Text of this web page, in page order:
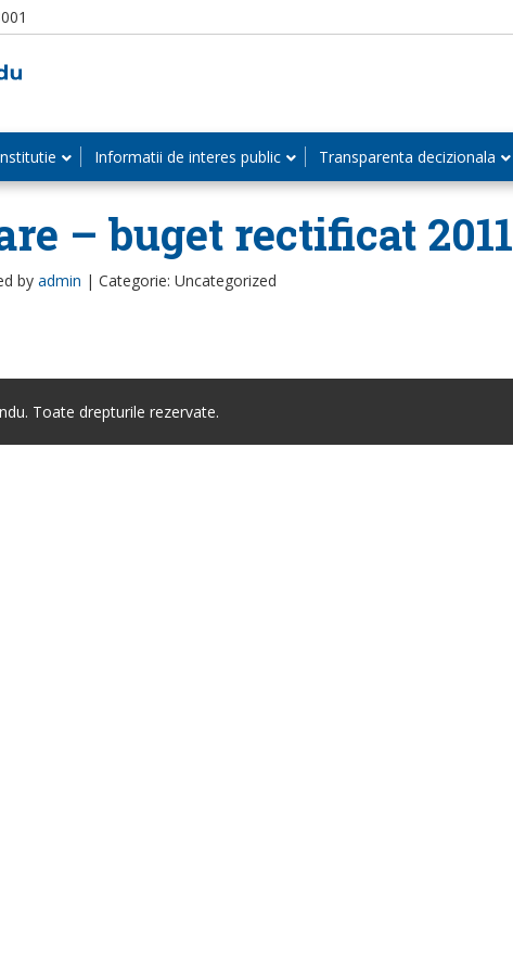
Informatii de interes public Transparenta decizionala
– buget rectificat 2011
by admin | Categorie: Uncategorized
Toate drepturile rezervate.